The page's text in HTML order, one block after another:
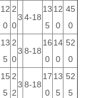
12
0
2
0
3 4-18
13
5
12
0
45
0
13
5
2
0
3 8-18
16
0
14
0
52
0
15
5
2
2
3 8-18
17
0
13
5
52
5